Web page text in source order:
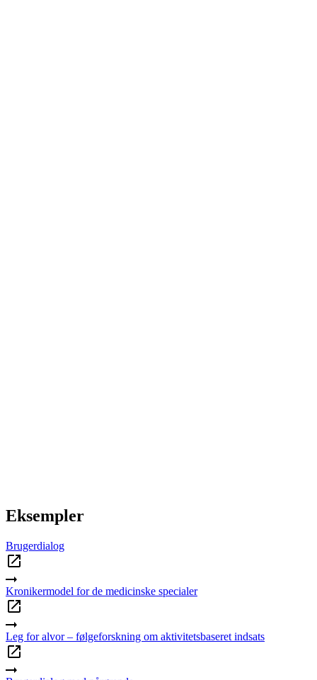
Eksempler
Brugerdialog
Kronikermodel for de medicinske specialer
Leg for alvor – følgeforskning om aktivitetsbaseret indsats